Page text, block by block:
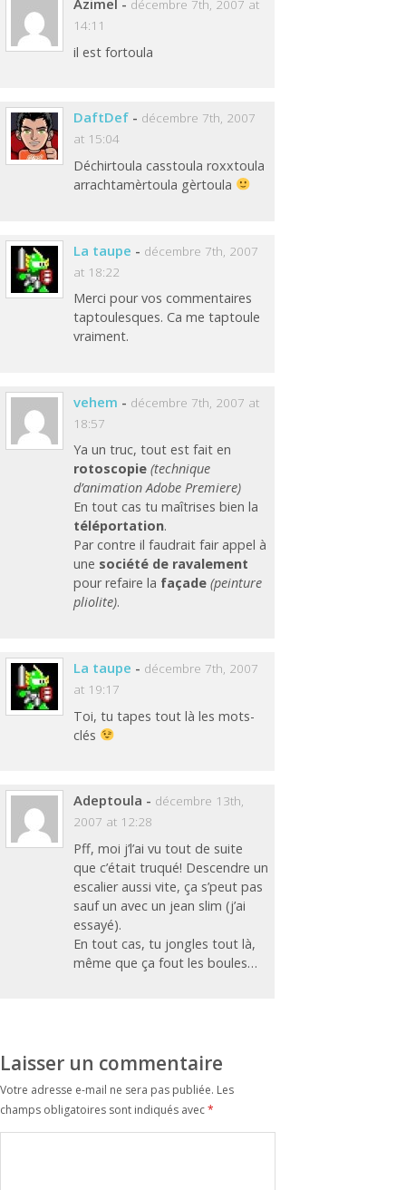
Azimel - décembre 7th, 2007 at
14:11
il est fortoula
DaftDef - décembre 7th, 2007
at 15:04
Déchirtoula casstoula roxxtoula
arrachtamèrtoula gèrtoula
La taupe - décembre 7th, 2007
at 18:22
Merci pour vos commentaires
taptoulesques. Ca me taptoule
vraiment.
vehem - décembre 7th, 2007 at
18:57
Ya un truc, tout est fait en
rotoscopie (technique
d’animation Adobe Premiere)
En tout cas tu maîtrises bien la
téléportation.
Par contre il faudrait fair appel à
une société de ravalement
pour refaire la façade (peinture
pliolite).
La taupe - décembre 7th, 2007
at 19:17
Toi, tu tapes tout là les mots-
clés
Adeptoula - décembre 13th,
2007 at 12:28
Pff, moi j’l’ai vu tout de suite
que c’était truqué! Descendre un
escalier aussi vite, ça s’peut pas
sauf un avec un jean slim (j’ai
essayé).
En tout cas, tu jongles tout là,
même que ça fout les boules…
Laisser un commentaire
Votre adresse e-mail ne sera pas publiée. Les
champs obligatoires sont indiqués avec*